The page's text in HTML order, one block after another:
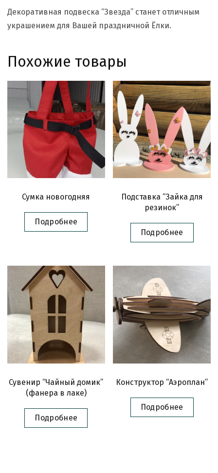
Декоративная подвеска “Звезда” станет отличным
украшением для Вашей праздничной Ёлки.
Похожие товары
Сумка новогодняя
Подробнее
Подставка “Зайка для
резинок”
Подробнее
Сувенир “Чайный домик”
(фанера в лаке)
Подробнее
Конструктор “Аэроплан”
Подробнее